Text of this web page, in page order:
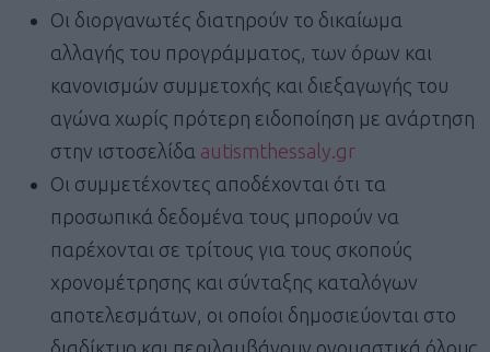
Οι διοργανωτές διατηρούν το δικαίωμα
αλλαγής του προγράμματος, των όρων και
κανονισμών συμμετοχής και διεξαγωγής του
αγώνα χωρίς πρότερη ειδοποίηση με ανάρτηση
στην ιστοσελίδα autismthessaly.gr
Οι συμμετέχοντες αποδέχονται ότι τα
προσωπικά δεδομένα τους μπορούν να
παρέχονται σε τρίτους για τους σκοπούς
χρονομέτρησης και σύνταξης καταλόγων
αποτελεσμάτων, οι οποίοι δημοσιεύονται στο
διαδίκτυο και περιλαμβάνουν ονομαστικά όλους